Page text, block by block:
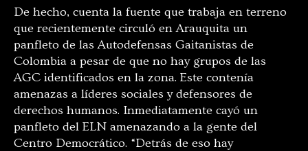
De hecho, cuenta la fuente que trabaja en terreno
que recientemente circuló en Arauquita un
panfleto de las Autodefensas Gaitanistas de
Colombia a pesar de que no hay grupos de las
AGC identificados en la zona. Este contenía
amenazas a líderes sociales y defensores de
derechos humanos. Inmediatamente cayó un
panfleto del ELN amenazando a la gente del
Centro Democrático. “Detrás de eso hay